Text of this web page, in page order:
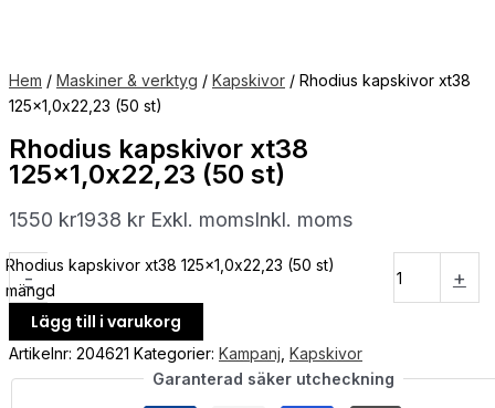
Hem / Maskiner & verktyg / Kapskivor / Rhodius kapskivor xt38
125×1,0x22,23 (50 st)
Rhodius kapskivor xt38
125×1,0x22,23 (50 st)
1550 kr1938 kr Exkl. momsInkl. moms
-
Rhodius kapskivor xt38 125x1,0x22,23 (50 st)
mängd
+
Lägg till i varukorg
Artikelnr: 204621 Kategorier: Kampanj Kapskivor
Garanterad säker utcheckning